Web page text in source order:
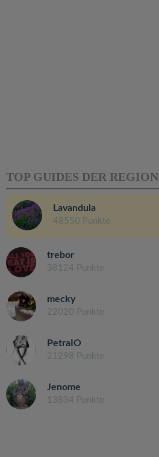
TOP GUIDES DER REGION
Lavandula
48550 Punkte
trebor
38124 Punkte
mecky
22020 Punkte
PetraIO
21298 Punkte
Jenome
13834 Punkte